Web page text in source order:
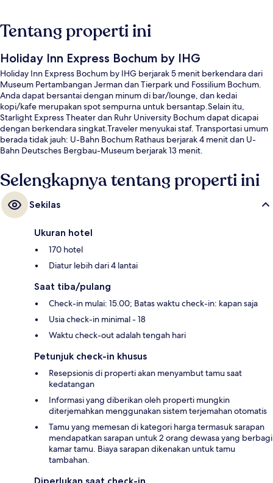
Tentang properti ini
Holiday Inn Express Bochum by IHG
Holiday Inn Express Bochum by IHG berjarak 5 menit berkendara dari
Museum Pertambangan Jerman dan Tierpark und Fossilium Bochum.
Anda dapat bersantai dengan minum di bar/lounge, dan kedai
kopi/kafe merupakan spot sempurna untuk bersantap.Selain itu,
Starlight Express Theater dan Ruhr University Bochum dapat dicapai
dengan berkendara singkat.Traveler menyukai staf. Transportasi umum
berada tidak jauh: U-Bahn Bochum Rathaus berjarak 4 menit dan U-
Bahn Deutsches Bergbau-Museum berjarak 13 menit.
Selengkapnya tentang properti ini
Sekilas
Ukuran hotel
170 hotel
Diatur lebih dari 4 lantai
Saat tiba/pulang
Check-in mulai: 15.00; Batas waktu check-in: kapan saja
Usia check-in minimal - 18
Waktu check-out adalah tengah hari
Petunjuk check-in khusus
Resepsionis di properti akan menyambut tamu saat
kedatangan
Informasi yang diberikan oleh properti mungkin
diterjemahkan menggunakan sistem terjemahan otomatis
Tamu yang memesan di kategori harga termasuk sarapan
mendapatkan sarapan untuk 2 orang dewasa yang berbagi
kamar tamu. Biaya sarapan dikenakan untuk tamu
tambahan.